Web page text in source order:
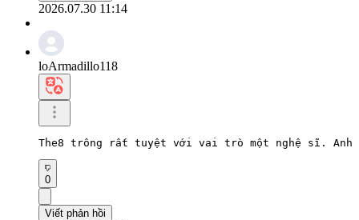
2026.07.30 11:14
loArmadillo118
The8 trông rất tuyệt với vai trò một nghệ sĩ. Anh
0
Viết phản hồi